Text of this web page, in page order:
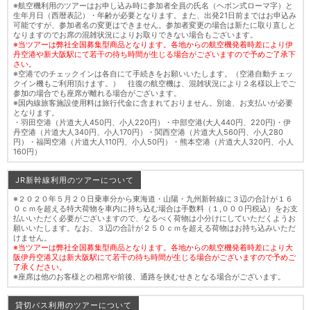
※航空機利用のツアーはお申し込み時に参加者全員の氏名（ヘボン式ローマ字）と
生年月日（西暦表記）・年齢が必要となります。また、出発21日前まではお申込み
可能ですが、参加者名の変更はできません。参加者変更の場合は新たに取り直しと
なりますのでお席の混雑状況によりお取りできない場合もございます。
※当ツアーは弊社全国募集型商品となります。各地からの航空機発着時差により伊
丹空港や新大阪駅にて若干の待ち時間が生じる場合がございますので予めご了承下
さい。
※空港でのチェックインは各自にて手続きをお願いいたします。（空港自動チェッ
クイン機もご利用頂けます。） 往復の航空機は、混雑状況により２名様以上でご
参加の場合でも座席が離れる場合がございます。
※国内線旅客施設使用料は旅行代金に含まれておりません。別途、お支払いが必要
となります。
・羽田空港（片道大人450円、小人220円）・中部空港(大人440円、220円)・伊
丹空港（片道大人340円、小人170円）・関西空港（片道大人560円、小人280
円）・福岡空港（片道大人110円、小人50円）・熊本空港（片道大人320円、小人
160円）
JR新幹線利用のツアーについて
※２０２０年５月２０日乗車分から東海道・山陽・九州新幹線に３辺の合計が１６
０ｃｍを超える特大荷物を車内に持ち込む場合は手数料（１,０００円税込）をお支
払いいただく必要がございますので、なるべく荷物は小分けにしていただくようお
願いいたします。なお、３辺の合計が２５０ｃｍを超える荷物はお持ち込みいただ
けません。
※当ツアーは弊社全国募集型商品となります。各地からの航空機発着時差により大
阪伊丹空港又は新大阪駅にて若干の待ち時間が生じる場合がございますので予めご
了承ください。
※座席は他のお客様との相席や前後、通路を挟むせきとなる場合がございます。
貸切バス利用のツアーについて